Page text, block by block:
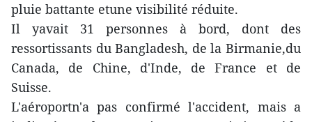
pluie battante etune visibilité réduite.
Il yavait 31 personnes à bord, dont des
ressortissants du Bangladesh, de la Birmanie,du
Canada, de Chine, d'Inde, de France et de
Suisse.
L'aéroportn'a pas confirmé l'accident, mais a